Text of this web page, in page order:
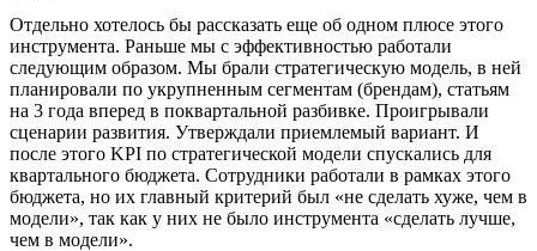
Отдельно хотелось бы рассказать еще об одном плюсе этого
инструмента. Раньше мы с эффективностью работали
следующим образом. Мы брали стратегическую модель, в ней
планировали по укрупненным сегментам (брендам), статьям
на 3 года вперед в поквартальной разбивке. Проигрывали
сценарии развития. Утверждали приемлемый вариант. И
после этого KPI по стратегической модели спускались для
квартального бюджета. Сотрудники работали в рамках этого
бюджета, но их главный критерий был «не сделать хуже, чем в
модели», так как у них не было инструмента «сделать лучше,
чем в модели».